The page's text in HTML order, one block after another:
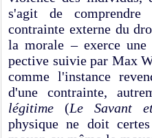
s'agit de
contrainte externe du
la morale – exerce
pective suivie par Max
comme l'instance
d'une contrainte,
légitime (Le Sa­vant
physique ne doit